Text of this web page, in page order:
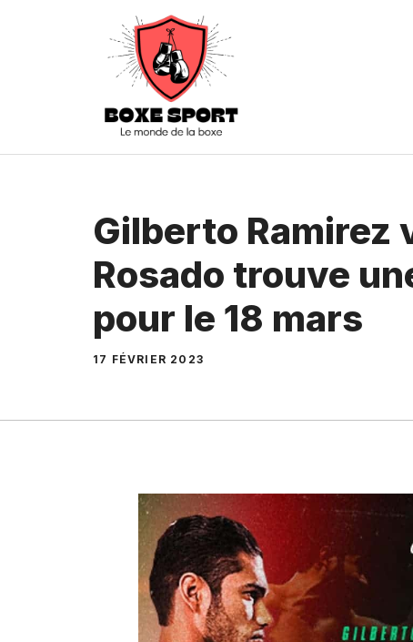
Gilberto Ramirez
Rosado trouve
pour le 18 mars
17 FÉVRIER 2023